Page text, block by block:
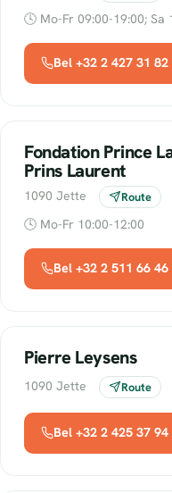
🕓 Mo-Fr 09:00-19:00; Sa
Bel +32 2 427 31 82
Fondation Prince
Prins Laurent
1090 Jette Route
🕓 Mo-Fr 10:00-12:00
Bel +32 2 511 66 46
Pierre Leysens
1090 Jette Route
Bel +32 2 425 37 94